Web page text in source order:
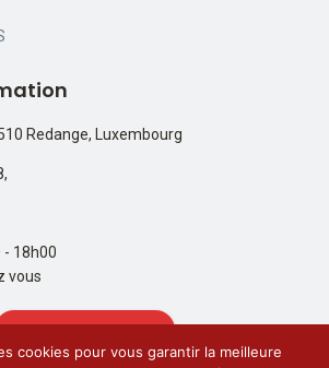
Redange, Luxembourg
- 18h00
vous
Demander Un Devis
cookies pour vous garantir la meilleure